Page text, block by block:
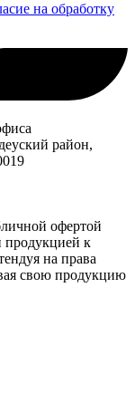
на обработку
район,
офертой
продукцией к
на права
свою продукцию